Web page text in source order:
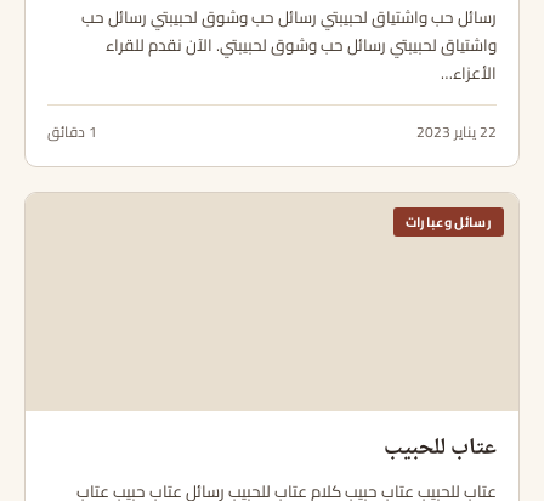
رسائل حب واشتياق لحبيبتي رسائل حب وشوق لحبيبتي رسائل حب
واشتياق لحبيبتي رسائل حب وشوق لحبيبتي. الآن نقدم للقراء
الأعزاء…
22 يناير 2023 1 دقائق
رسائل وعبارات
عتاب للحبيب
عتاب للحبيب عتاب حبيب كلام عتاب للحبيب رسائل عتاب حبيب عتاب